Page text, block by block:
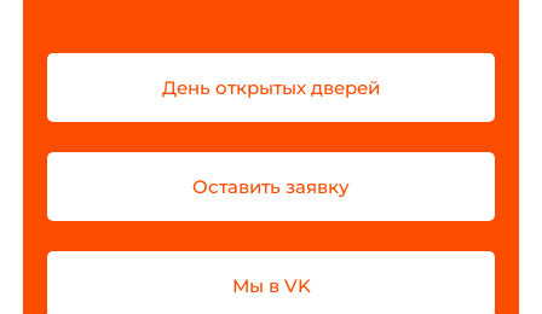
День открытых дверей
Оставить заявку
Мы в VK